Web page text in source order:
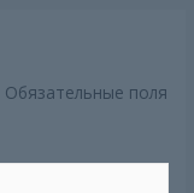
Обязательные поля